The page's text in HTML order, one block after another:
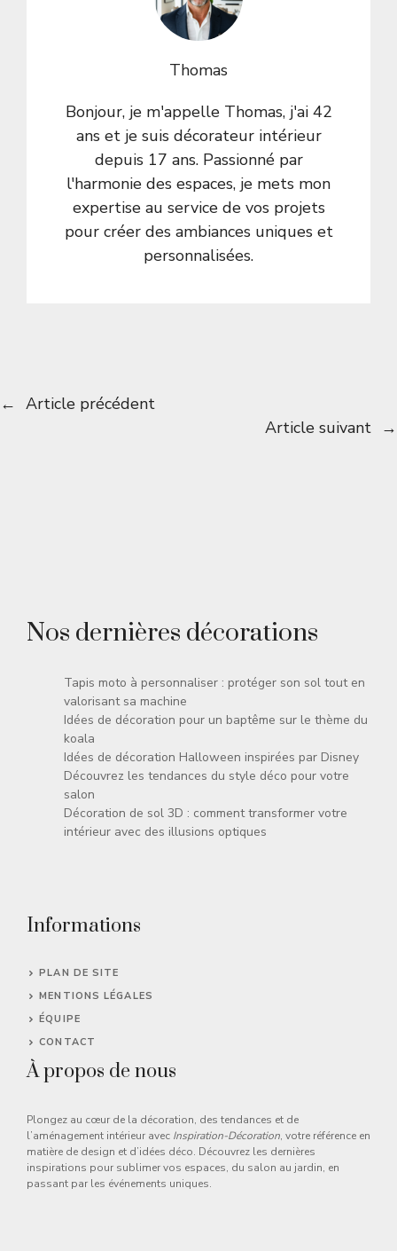
Thomas
Bonjour, je m'appelle Thomas, j'ai 42
ans et je suis décorateur intérieur
depuis 17 ans. Passionné par
l'harmonie des espaces, je mets mon
expertise au service de vos projets
pour créer des ambiances uniques et
personnalisées.
← Article précédent
Article suivant →
Nos dernières décorations
Tapis moto à personnaliser : protéger son sol tout en
valorisant sa machine
Idées de décoration pour un baptême sur le thème du
koala
Idées de décoration Halloween inspirées par Disney
Découvrez les tendances du style déco pour votre
salon
Décoration de sol 3D : comment transformer votre
intérieur avec des illusions optiques
Informations
PLAN DE SITE
MENTIONS LÉGALES
ÉQUIPE
CONTACT
À propos de nous
Plongez au cœur de la décoration, des tendances et de
l’aménagement intérieur avec Inspiration-Décoration, votre référence en
matière de design et d’idées déco. Découvrez les dernières
inspirations pour sublimer vos espaces, du salon au jardin, en
passant par les événements uniques.